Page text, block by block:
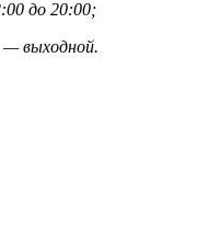
до 20:00;
— выходной.